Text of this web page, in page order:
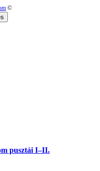
©
pusztái I–II.